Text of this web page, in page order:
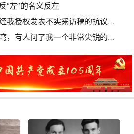
“左”的名义反左
授权发表不实采访稿的抗议声明
有人问了我一个非常尖锐的问题